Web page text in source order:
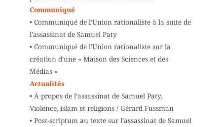
Communiqué
• Communiqué de l’Union rationaliste à la suite de
l’assassinat de Samuel Paty
• Communiqué de l’Union rationaliste sur la
création d’une « Maison des Sciences et des
Médias »
Actualités
• À propos de l’assassinat de Samuel Paty.
Violence, islam et religions / Gérard Fussman
• Post-scriptum au texte sur l’assassinat de Samuel